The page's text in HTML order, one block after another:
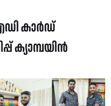
കാർഡ്‌
ക്യാമ്പയിൻ